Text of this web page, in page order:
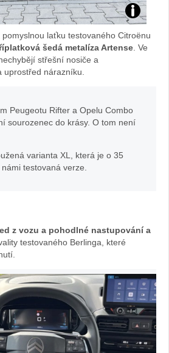
test
citroen
Žena
pomyslnou laťku testovaného Citroënu
šedá metalíza Artense . Ve
střešní nosiče a
uprostřed nárazníku.
Peugeotu Rifter a Opelu Combo
sourozenec do krásy. O tom není
varianta XL, která je o 35
testovaná verze.
z vozu a pohodlné nastupování a
testovaného Berlinga, které